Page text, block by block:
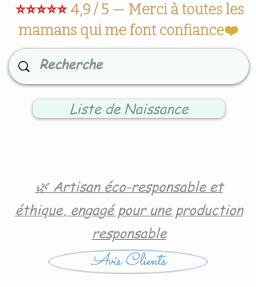
⭐⭐⭐⭐⭐4,9 / 5 — Merci à toutes les
mamans qui me font confiance❤️
Liste de Naissance
🌿 Artisan éco-responsable et
éthique, engagé pour une production
responsable
Avis Clients